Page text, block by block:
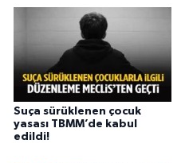
Suça sürüklenen çocuk
yasası TBMM’de kabul
edildi!